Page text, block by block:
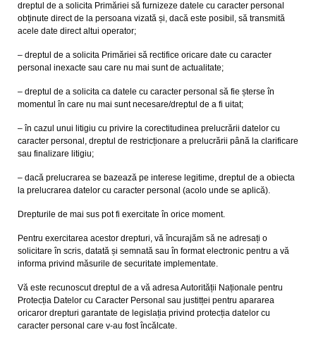
dreptul de a solicita Primăriei să furnizeze datele cu caracter personal
obținute direct de la persoana vizată și, dacă este posibil, să transmită
acele date direct altui operator;
– dreptul de a solicita Primăriei să rectifice oricare date cu caracter
personal inexacte sau care nu mai sunt de actualitate;
– dreptul de a solicita ca datele cu caracter personal să fie șterse în
momentul în care nu mai sunt necesare/dreptul de a fi uitat;
– în cazul unui litigiu cu privire la corectitudinea prelucrării datelor cu
caracter personal, dreptul de restricționare a prelucrării până la clarificare
sau finalizare litigiu;
– dacă prelucrarea se bazează pe interese legitime, dreptul de a obiecta
la prelucrarea datelor cu caracter personal (acolo unde se aplică).
Drepturile de mai sus pot fi exercitate în orice moment.
Pentru exercitarea acestor drepturi, vă încurajăm să ne adresați o
solicitare în scris, datată și semnată sau în format electronic pentru a vă
informa privind măsurile de securitate implementate.
Vă este recunoscut dreptul de a vă adresa Autorității Naționale pentru
Protecția Datelor cu Caracter Personal sau justitței pentru apararea
oricaror drepturi garantate de legislația privind protecția datelor cu
caracter personal care v-au fost încălcate.